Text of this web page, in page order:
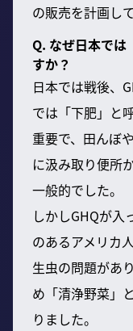
の販売を計画し
Q. なぜ日本では
すか？
日本では戦後、
では「下肥」と
重要で、田んぼ
に汲み取り便所
一般的でした。
しかしGHQが入
のあるアメリカ
生虫の問題があ
め「清浄野菜」
りました。